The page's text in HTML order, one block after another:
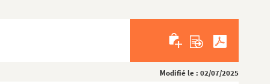
Modifié le : 02/07/2025